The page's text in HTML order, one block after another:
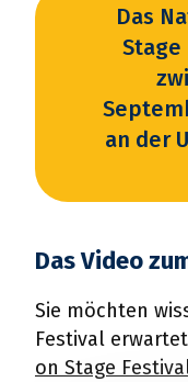
Das
Stage
an der
Das Video
Sie möchten
Festival
on Stage